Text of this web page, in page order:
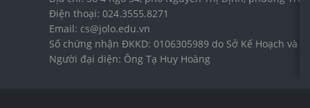
Điện thoại: 024.3555.8271
Email: cs@jolo.edu.vn
Số chứng nhận ĐKKD: 0106305989 do Sở Kế Hoạch và
Người đại diện: Ông Tạ Huy Hoàng